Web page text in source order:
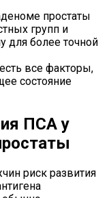
простаты
групп и
для более точной
все факторы,
состояние
ПСА у
риск развития